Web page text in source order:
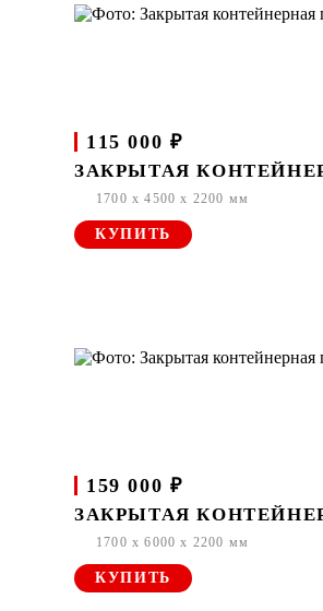
115 000 ₽
ЗАКРЫТАЯ
1700 x 4500 x 2200 мм
КУПИТЬ
159 000 ₽
ЗАКРЫТАЯ
1700 x 6000 x 2200 мм
КУПИТЬ